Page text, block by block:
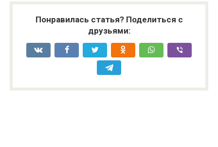
Понравилась статья? Поделиться с
друзьями: